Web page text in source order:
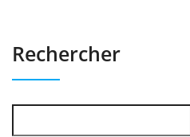
Rechercher